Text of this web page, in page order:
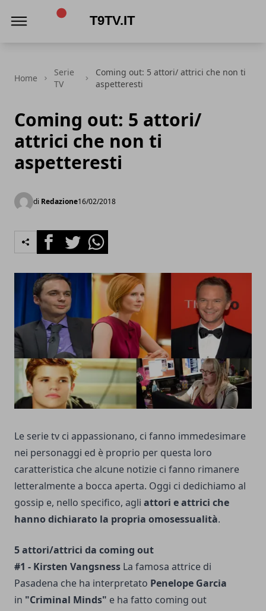
Home
Serie
TV
Coming out: 5 attori/ attrici che non ti
aspetteresti
Coming out: 5 attori/
attrici che non ti
aspetteresti
di Redazione16/02/2018
FacebookTwitterWhatsapp
Le serie tv ci appassionano, ci fanno immedesimare
nei personaggi ed è proprio per questa loro
caratteristica che alcune notizie ci fanno rimanere
letteralmente a bocca aperta. Oggi ci dedichiamo al
gossip e, nello specifico, agli attori e attrici che
hanno dichiarato la propria omosessualità.
5 attori/attrici da coming out
#1 - Kirsten Vangsness La famosa attrice di
Pasadena che ha interpretato Penelope Garcia
in "Criminal Minds" e ha fatto coming out